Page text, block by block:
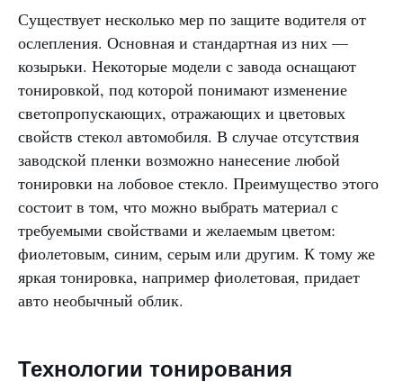
Существует несколько мер по защите водителя от
ослепления. Основная и стандартная из них —
козырьки. Некоторые модели с завода оснащают
тонировкой, под которой понимают изменение
светопропускающих, отражающих и цветовых
свойств стекол автомобиля. В случае отсутствия
заводской пленки возможно нанесение любой
тонировки на лобовое стекло. Преимущество этого
состоит в том, что можно выбрать материал с
требуемыми свойствами и желаемым цветом:
фиолетовым, синим, серым или другим. К тому же
яркая тонировка, например фиолетовая, придает
авто необычный облик.
Технологии тонирования